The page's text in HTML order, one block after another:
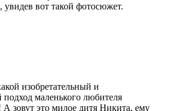
увидев вот такой фотосюжет.
изобретательный и
маленького любителя
зовут это милое дитя Никита, ему